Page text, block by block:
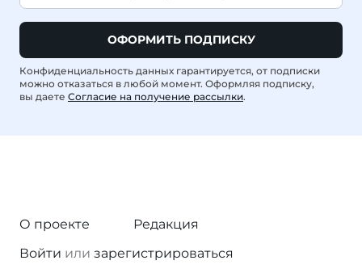
ОФОРМИТЬ ПОДПИСКУ
Конфиденциальность данных гарантируется, от подписки
можно отказаться в любой момент. Оформляя подписку,
вы даете Согласие на получение рассылки.
О проекте
Редакция
Войти или зарегистрироваться